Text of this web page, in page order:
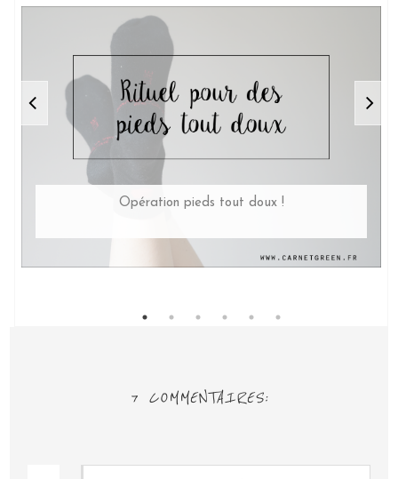
Opération pieds tout doux !
7 COMMENTAIRES: